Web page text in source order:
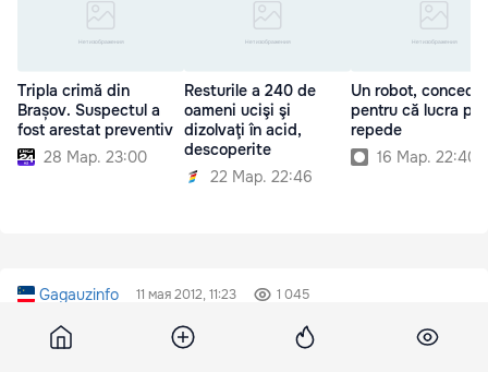
Tripla crimă din
Brașov. Suspectul a
fost arestat preventiv
28 Мар. 23:00
Resturile a 240 de
oameni ucişi şi
dizolvaţi în acid,
descoperite
22 Мар. 22:46
Un robot,
pentru că lucra
repede
16 Мар. 22:40
Gagauzinfo 11 мая 2012, 11:23 1 045
Партия коммунистов в